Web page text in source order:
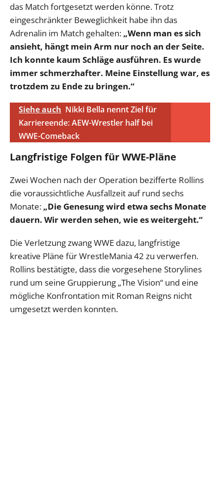
das Match fortgesetzt werden könne. Trotz
eingeschränkter Beweglichkeit habe ihn das
Adrenalin im Match gehalten: „Wenn man es sich
ansieht, hängt mein Arm nur noch an der Seite.
Ich konnte kaum Schläge ausführen. Es wurde
immer schmerzhafter. Meine Einstellung war, es
trotzdem zu Ende zu bringen.“
Siehe auch Nikki Bella nennt Ziel für
Karriereende: AEW-Wrestler half bei
WWE-Comeback
Langfristige Folgen für WWE-Pläne
Zwei Wochen nach der Operation bezifferte Rollins
die voraussichtliche Ausfallzeit auf rund sechs
Monate: „Die Genesung wird etwa sechs Monate
dauern. Wir werden sehen, wie es weitergeht.“
Die Verletzung zwang WWE dazu, langfristige
kreative Pläne für WrestleMania 42 zu verwerfen.
Rollins bestätigte, dass die vorgesehene Storylines
rund um seine Gruppierung „The Vision“ und eine
mögliche Konfrontation mit Roman Reigns nicht
umgesetzt werden konnten.